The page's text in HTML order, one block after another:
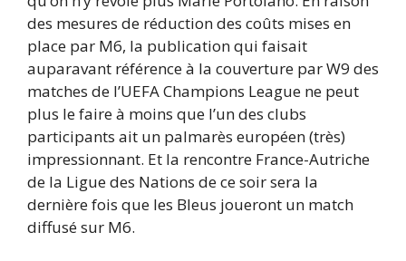
des mesures de réduction des coûts mises en
place par M6, la publication qui faisait
auparavant référence à la couverture par W9 des
matches de l’UEFA Champions League ne peut
plus le faire à moins que l’un des clubs
participants ait un palmarès européen (très)
impressionnant. Et la rencontre France-Autriche
de la Ligue des Nations de ce soir sera la
dernière fois que les Bleus joueront un match
diffusé sur M6.